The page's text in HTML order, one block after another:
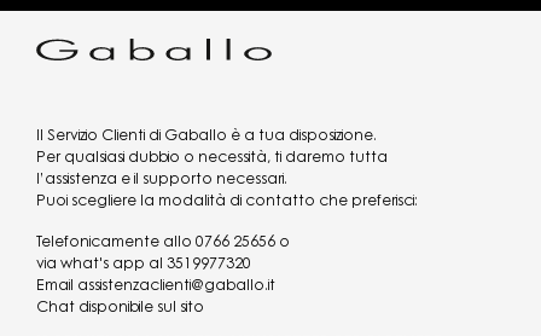
Il Servizio Clienti di Gaballo è a tua disposizione.
Per qualsiasi dubbio o necessità, ti daremo tutta
l’assistenza e il supporto necessari.
Puoi scegliere la modalità di contatto che preferisci:
Telefonicamente allo 0766 25656 o
via what's app al 3519977320
Email assistenzaclienti@gaballo.it
Chat disponibile sul sito